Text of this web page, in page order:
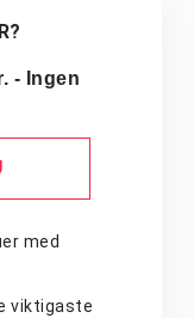
- Ingen
med
viktigaste